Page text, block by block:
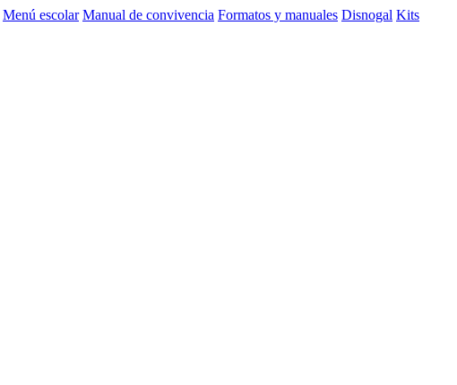
Menú escolar Manual de convivencia Formatos y manuales Disnogal Kits